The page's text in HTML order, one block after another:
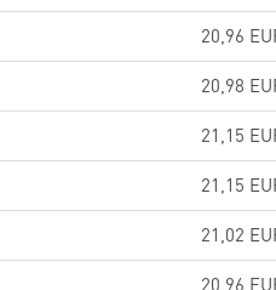
20,96
20,98
21,15
21,15
21,02
20,96